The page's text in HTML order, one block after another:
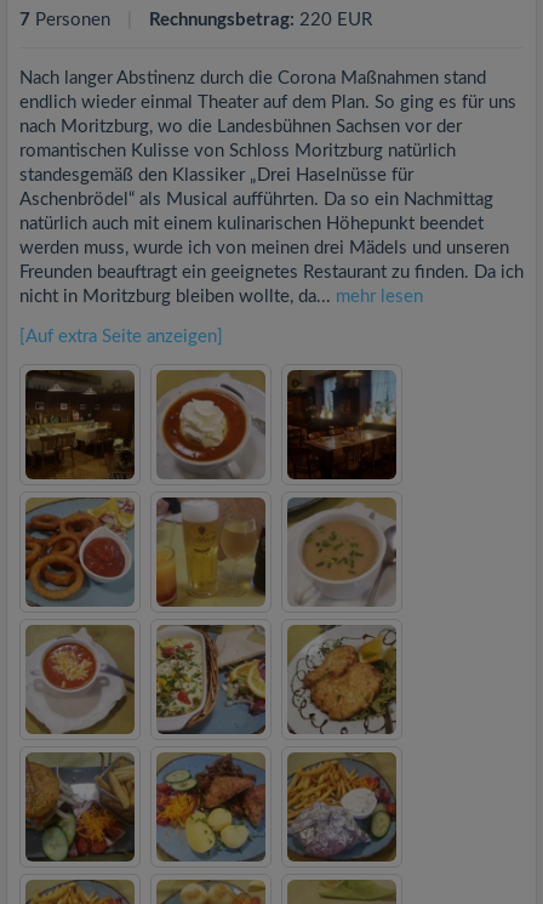
7 Personen Rechnungsbetrag: 220 EUR
Nach langer Abstinenz durch die Corona Maßnahmen stand
endlich wieder einmal Theater auf dem Plan. So ging es für uns
nach Moritzburg, wo die Landesbühnen Sachsen vor der
romantischen Kulisse von Schloss Moritzburg natürlich
standesgemäß den Klassiker „Drei Haselnüsse für
Aschenbrödel“ als Musical aufführten. Da so ein Nachmittag
natürlich auch mit einem kulinarischen Höhepunkt beendet
werden muss, wurde ich von meinen drei Mädels und unseren
Freunden beauftragt ein geeignetes Restaurant zu finden. Da ich
nicht in Moritzburg bleiben wollte, da... mehr lesen
[Auf extra Seite anzeigen]